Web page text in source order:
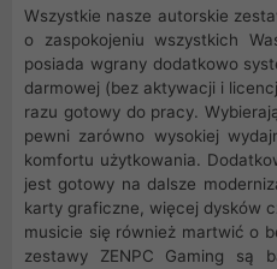
Wszystkie nasze autorskie
o zaspokojeniu wszystkich
posiada wgrany dodatkowo
darmowej (bez aktywacji i
razu gotowy do pracy.
pewni zarówno wysokiej
komfortu użytkowania.
jest gotowy na dalsze
karty graficzne, więcej dysków
musicie się również martwić o
zestawy ZENPC Gaming są